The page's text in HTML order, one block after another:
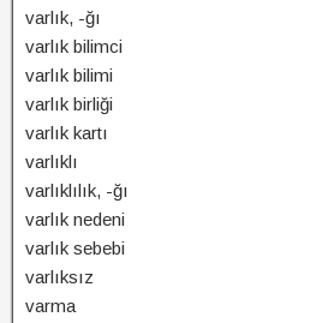
varlık, -ğı
varlık bilimci
varlık bilimi
varlık birliği
varlık kartı
varlıklı
varlıklılık, -ğı
varlık nedeni
varlık sebebi
varlıksız
varma